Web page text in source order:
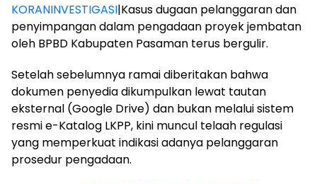
KORANINVESTIGASI|Kasus dugaan pelanggaran dan
penyimpangan dalam pengadaan proyek jembatan
oleh BPBD Kabupaten Pasaman terus bergulir.
Setelah sebelumnya ramai diberitakan bahwa
dokumen penyedia dikumpulkan lewat tautan
eksternal (Google Drive) dan bukan melalui sistem
resmi e-Katalog LKPP, kini muncul telaah regulasi
yang memperkuat indikasi adanya pelanggaran
prosedur pengadaan.